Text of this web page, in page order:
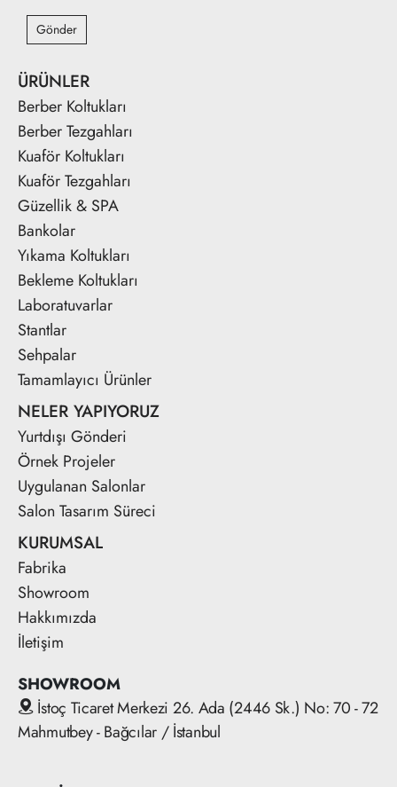
Gönder
ÜRÜNLER
Berber Koltukları
Berber Tezgahları
Kuaför Koltukları
Kuaför Tezgahları
Güzellik & SPA
Bankolar
Yıkama Koltukları
Bekleme Koltukları
Laboratuvarlar
Stantlar
Sehpalar
Tamamlayıcı Ürünler
NELER YAPIYORUZ
Yurtdışı Gönderi
Örnek Projeler
Uygulanan Salonlar
Salon Tasarım Süreci
KURUMSAL
Fabrika
Showroom
Hakkımızda
İletişim
SHOWROOM
İstoç Ticaret Merkezi 26. Ada (2446 Sk.) No: 70 - 72
Mahmutbey - Bağcılar / İstanbul